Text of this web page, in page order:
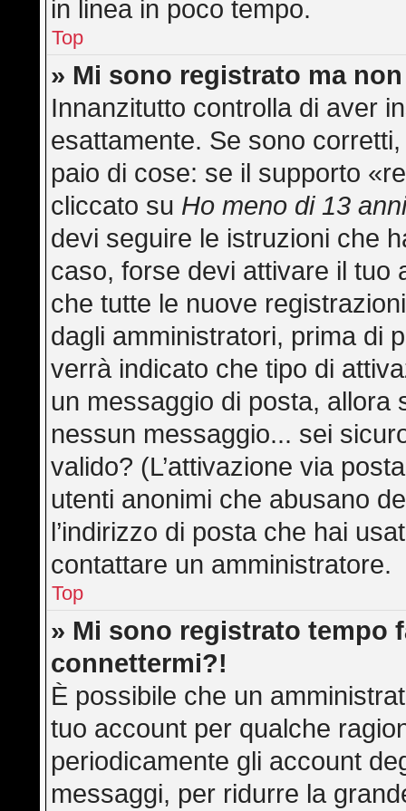
in linea in poco tempo.
Top
» Mi sono registrato ma
Innanzitutto controlla di aver
esattamente. Se sono
paio di cose: se il supporto
cliccato su Ho meno di 13
devi seguire le istruzioni che
caso, forse devi attivare il tuo
che tutte le nuove
dagli amministratori, prima di
verrà indicato che tipo di
un messaggio di posta, allora
nessun messaggio... sei
valido? (L’attivazione via
utenti anonimi che abusano
l’indirizzo di posta che hai
contattare un amministratore.
Top
» Mi sono registrato tempo
connettermi?!
È possibile che un
tuo account per qualche
periodicamente gli account
messaggi, per ridurre la